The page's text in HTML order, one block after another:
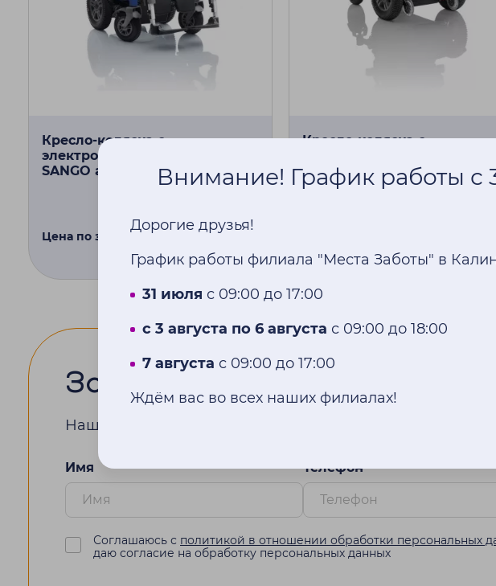
Кресло-коляска с
электроприводом Dietz Power
SANGO advanced SEGO junior
Цена по запросу Купить
Кресло-коляска с
SANGO slimline SEGO junior
Записаться на прием
Наш менеджер перезвонит вам в течение нескольких
Имя Телефон
Соглашаюсь с политикой в отношении обработки персональных
даю согласие на обработку персональных данных
Внимание! График работы с
Дорогие друзья!
График работы филиала "Места Заботы" в
31 июля с 09:00 до 17:00
с 3 августа по 6 августа с 09:00 до 18:00
7 августа с 09:00 до 17:00
Ждём вас во всех наших филиалах!